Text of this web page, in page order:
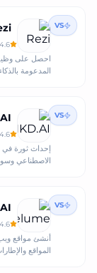
4.6
احصل على
المدعومة
VS
4.6
إحداث ثورة في
الاصطناعي
VS
4.6
أنشئ مواقع
المواقع
VS